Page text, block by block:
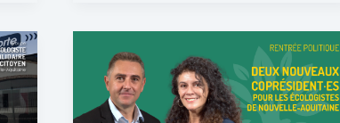
politique
deux